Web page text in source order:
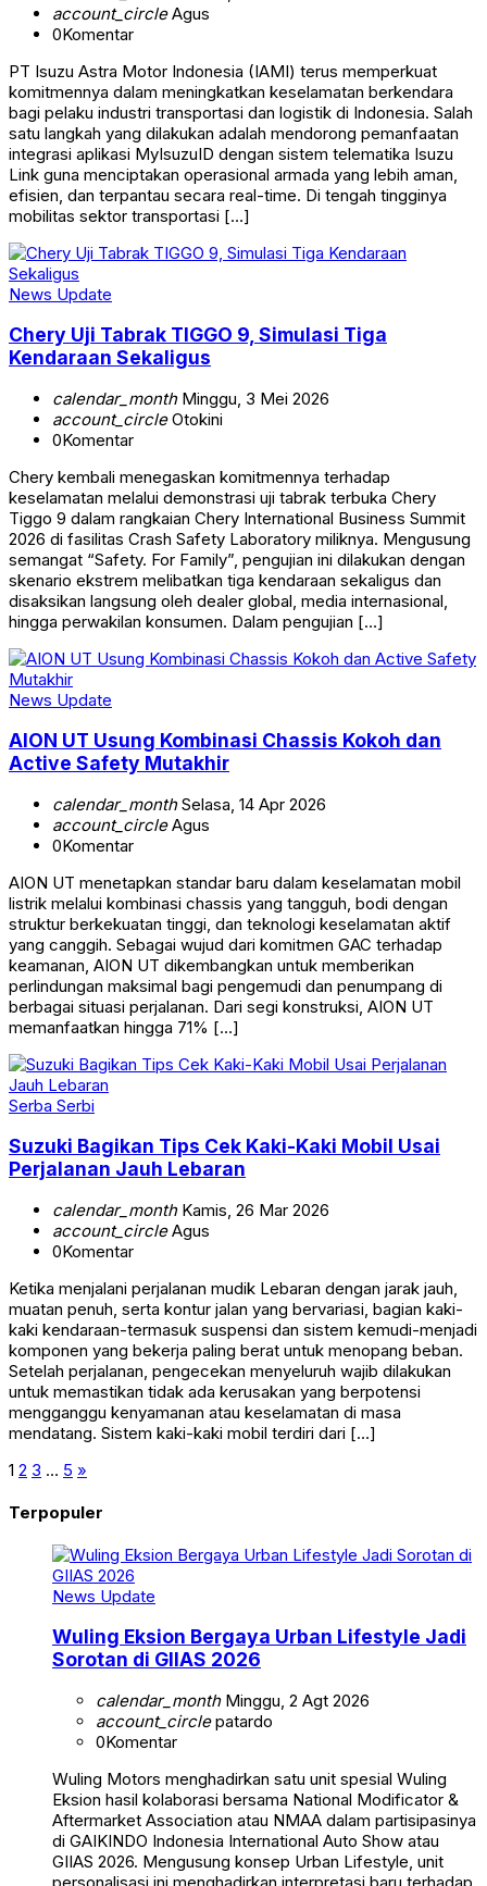
account_circleAgus
0Komentar
PT Isuzu Astra Motor Indonesia (IAMI) terus memperkuat
komitmennya dalam meningkatkan keselamatan berkendara
bagi pelaku industri transportasi dan logistik di Indonesia. Salah
satu langkah yang dilakukan adalah mendorong pemanfaatan
integrasi aplikasi MyIsuzuID dengan sistem telematika Isuzu
Link guna menciptakan operasional armada yang lebih aman,
efisien, dan terpantau secara real-time. Di tengah tingginya
mobilitas sektor transportasi […]
News Update
Chery Uji Tabrak TIGGO 9, Simulasi Tiga
Kendaraan Sekaligus
calendar_monthMinggu, 3 Mei 2026
account_circleOtokini
0Komentar
Chery kembali menegaskan komitmennya terhadap
keselamatan melalui demonstrasi uji tabrak terbuka Chery
Tiggo 9 dalam rangkaian Chery International Business Summit
2026 di fasilitas Crash Safety Laboratory miliknya. Mengusung
semangat “Safety. For Family”, pengujian ini dilakukan dengan
skenario ekstrem melibatkan tiga kendaraan sekaligus dan
disaksikan langsung oleh dealer global, media internasional,
hingga perwakilan konsumen. Dalam pengujian […]
News Update
AION UT Usung Kombinasi Chassis Kokoh dan
Active Safety Mutakhir
calendar_monthSelasa, 14 Apr 2026
account_circleAgus
0Komentar
AION UT menetapkan standar baru dalam keselamatan mobil
listrik melalui kombinasi chassis yang tangguh, bodi dengan
struktur berkekuatan tinggi, dan teknologi keselamatan aktif
yang canggih. Sebagai wujud dari komitmen GAC terhadap
keamanan, AION UT dikembangkan untuk memberikan
perlindungan maksimal bagi pengemudi dan penumpang di
berbagai situasi perjalanan. Dari segi konstruksi, AION UT
memanfaatkan hingga 71% […]
Serba Serbi
Suzuki Bagikan Tips Cek Kaki-Kaki Mobil Usai
Perjalanan Jauh Lebaran
calendar_monthKamis, 26 Mar 2026
account_circleAgus
0Komentar
Ketika menjalani perjalanan mudik Lebaran dengan jarak jauh,
muatan penuh, serta kontur jalan yang bervariasi, bagian kaki-
kaki kendaraan-termasuk suspensi dan sistem kemudi-menjadi
komponen yang bekerja paling berat untuk menopang beban.
Setelah perjalanan, pengecekan menyeluruh wajib dilakukan
untuk memastikan tidak ada kerusakan yang berpotensi
mengganggu kenyamanan atau keselamatan di masa
mendatang. Sistem kaki-kaki mobil terdiri dari […]
1 2 3 … 5 »
Terpopuler
News Update
Wuling Eksion Bergaya Urban Lifestyle Jadi
Sorotan di GIIAS 2026
calendar_monthMinggu, 2 Agt 2026
account_circlepatardo
0Komentar
Wuling Motors menghadirkan satu unit spesial Wuling
Eksion hasil kolaborasi bersama National Modificator &
Aftermarket Association atau NMAA dalam partisipasinya
di GAIKINDO Indonesia International Auto Show atau
GIIAS 2026. Mengusung konsep Urban Lifestyle, unit